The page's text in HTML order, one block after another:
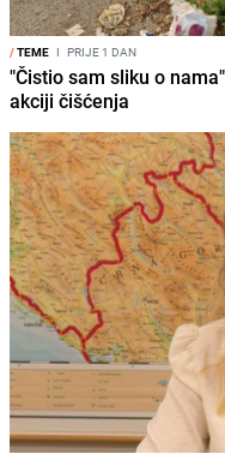
/TEME I PRIJE 1 DAN
"Čistio sam sliku o
akciji čišćenja